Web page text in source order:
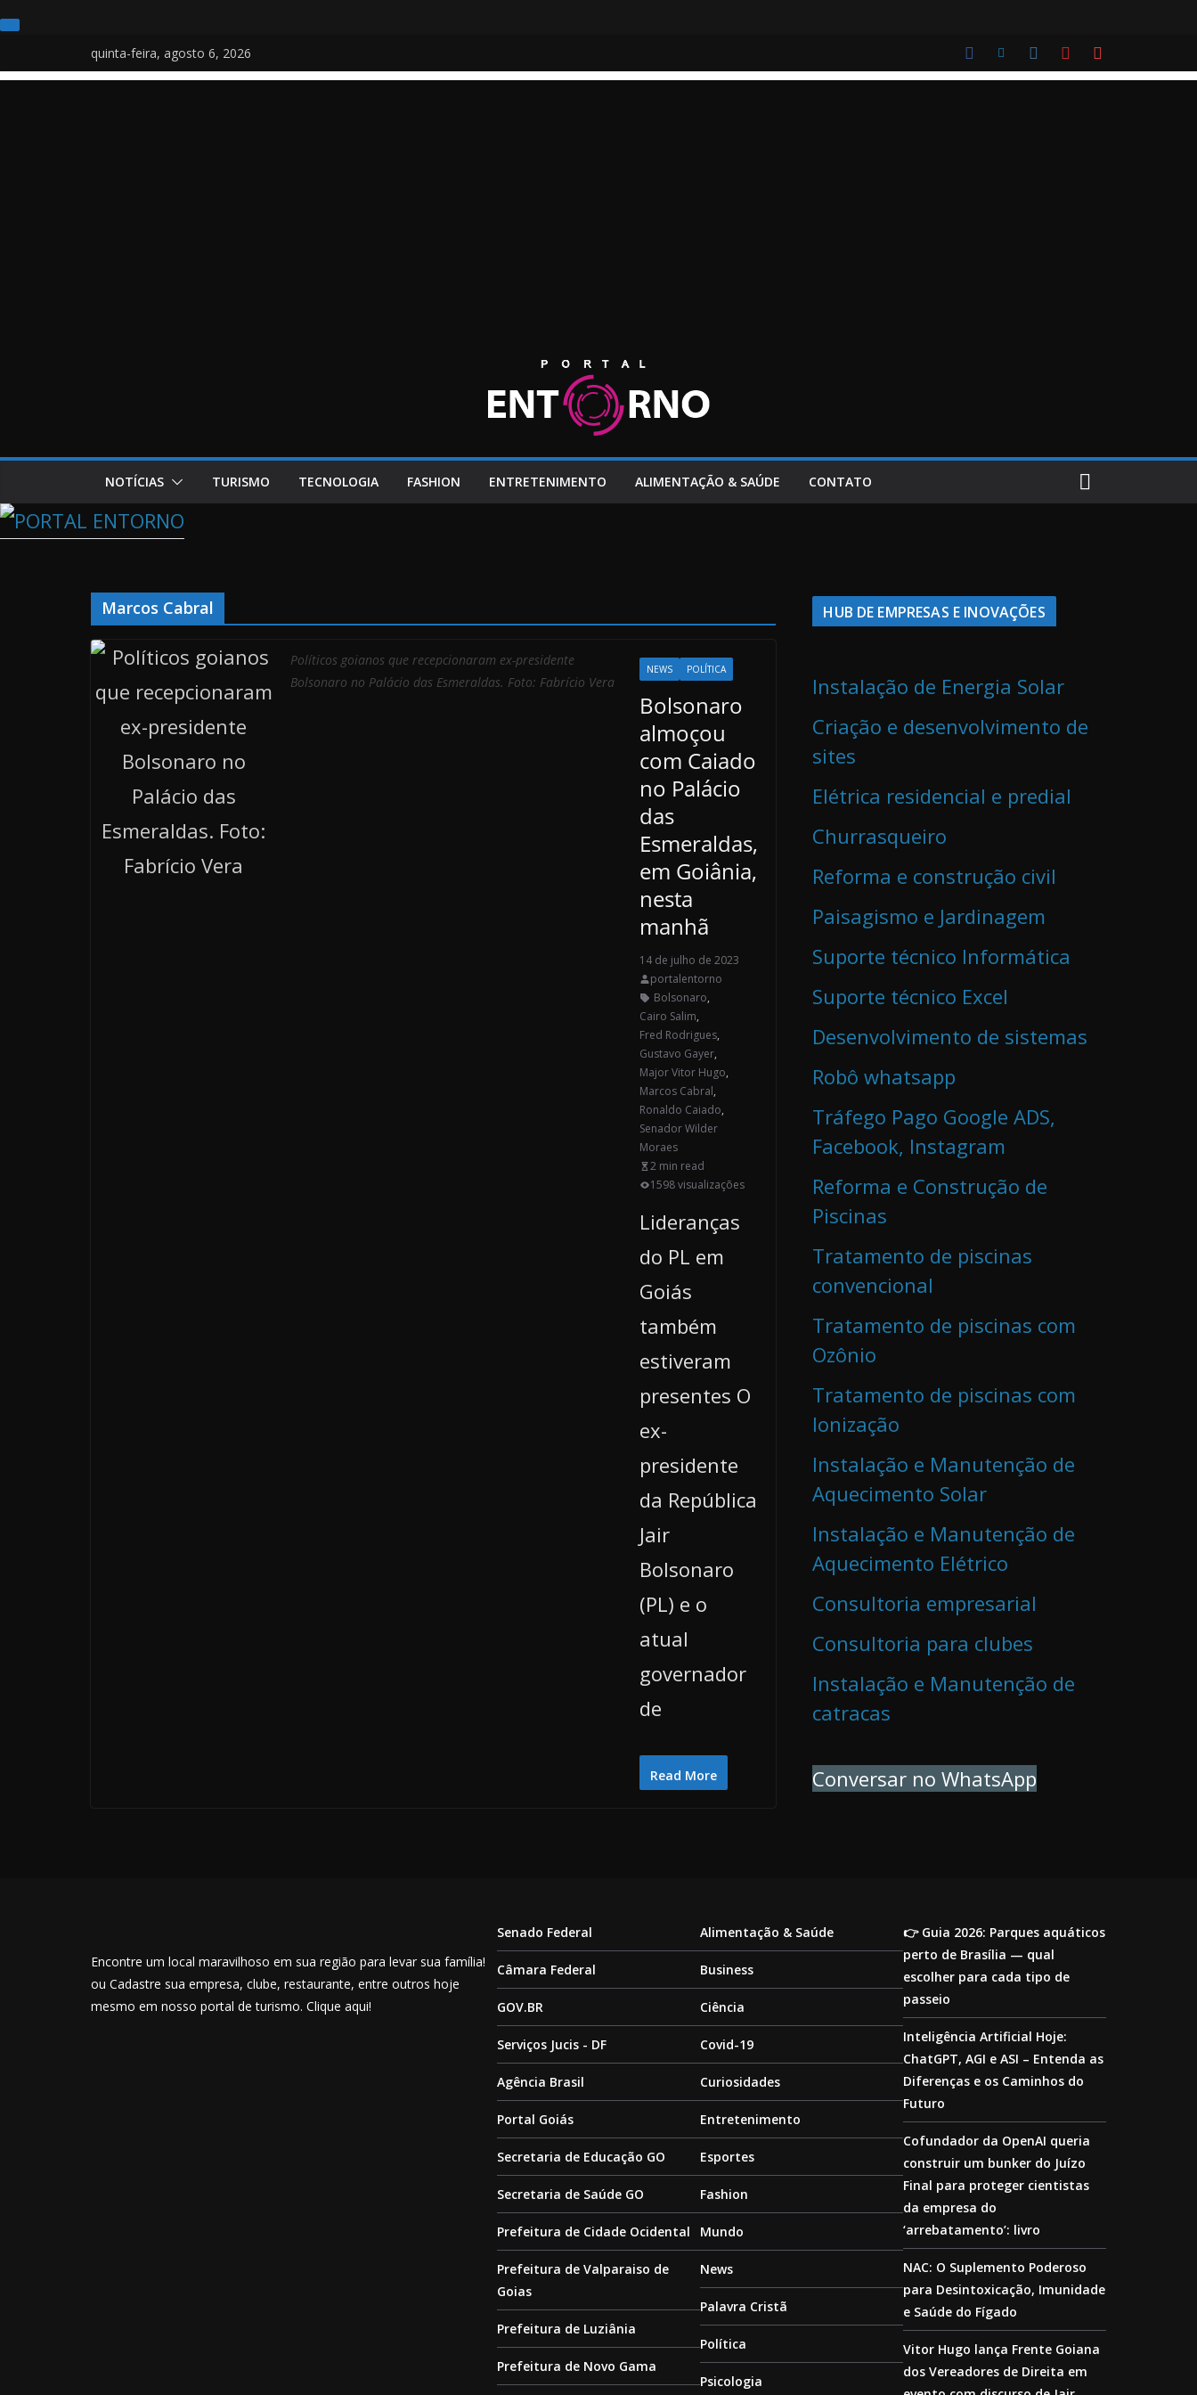
para
quinta-feira, agosto 6, 2026
NOTÍCIAS TURISMO TECNOLOGIA FASHION ENTRETENIMENTO ALIMENTAÇÃO & SAÚDE CONTATO
Marcos Cabral
Políticos goianos que recepcionaram ex-presidente
Bolsonaro no Palácio das Esmeraldas. Foto: Fabrício Vera
NEWS POLÍTICA
Bolsonaro
almoçou
com Caiado
no Palácio
das
Esmeraldas,
em Goiânia,
nesta
manhã
14 de julho de 2023
portalentorno
Bolsonaro,
Cairo Salim,
Fred Rodrigues,
Gustavo Gayer,
Major Vitor Hugo,
Marcos Cabral,
Ronaldo Caiado,
Senador Wilder
Moraes
2 min read
1598 visualizações
Lideranças
do PL em
Goiás
também
estiveram
presentes O
ex-
presidente
da República
Jair
Bolsonaro
(PL) e o
atual
governador
de
Read More
HUB DE EMPRESAS E INOVAÇÕES
Instalação de Energia Solar
Criação e desenvolvimento de
sites
Elétrica residencial e predial
Churrasqueiro
Reforma e construção civil
Paisagismo e Jardinagem
Suporte técnico Informática
Suporte técnico Excel
Desenvolvimento de sistemas
Robô whatsapp
Tráfego Pago Google ADS,
Facebook, Instagram
Reforma e Construção de
Piscinas
Tratamento de piscinas
convencional
Tratamento de piscinas com
Ozônio
Tratamento de piscinas com
Ionização
Instalação e Manutenção de
Aquecimento Solar
Instalação e Manutenção de
Aquecimento Elétrico
Consultoria empresarial
Consultoria para clubes
Instalação e Manutenção de
catracas
Conversar no WhatsApp
Encontre um local maravilhoso em sua região para levar sua família!
ou Cadastre sua empresa, clube, restaurante, entre outros hoje
mesmo em nosso portal de turismo. Clique aqui!
Senado Federal
Câmara Federal
GOV.BR
Serviços Jucis - DF
Agência Brasil
Portal Goiás
Secretaria de Educação GO
Secretaria de Saúde GO
Prefeitura de Cidade Ocidental
Prefeitura de Valparaiso de
Goias
Prefeitura de Luziânia
Prefeitura de Novo Gama
Alimentação & Saúde
Business
Ciência
Covid-19
Curiosidades
Entretenimento
Esportes
Fashion
Mundo
News
Palavra Cristã
Política
Psicologia
👉 Guia 2026: Parques aquáticos
perto de Brasília — qual
escolher para cada tipo de
passeio
Inteligência Artificial Hoje:
ChatGPT, AGI e ASI – Entenda as
Diferenças e os Caminhos do
Futuro
Cofundador da OpenAI queria
construir um bunker do Juízo
Final para proteger cientistas
da empresa do
‘arrebatamento’: livro
NAC: O Suplemento Poderoso
para Desintoxicação, Imunidade
e Saúde do Fígado
Vitor Hugo lança Frente Goiana
dos Vereadores de Direita em